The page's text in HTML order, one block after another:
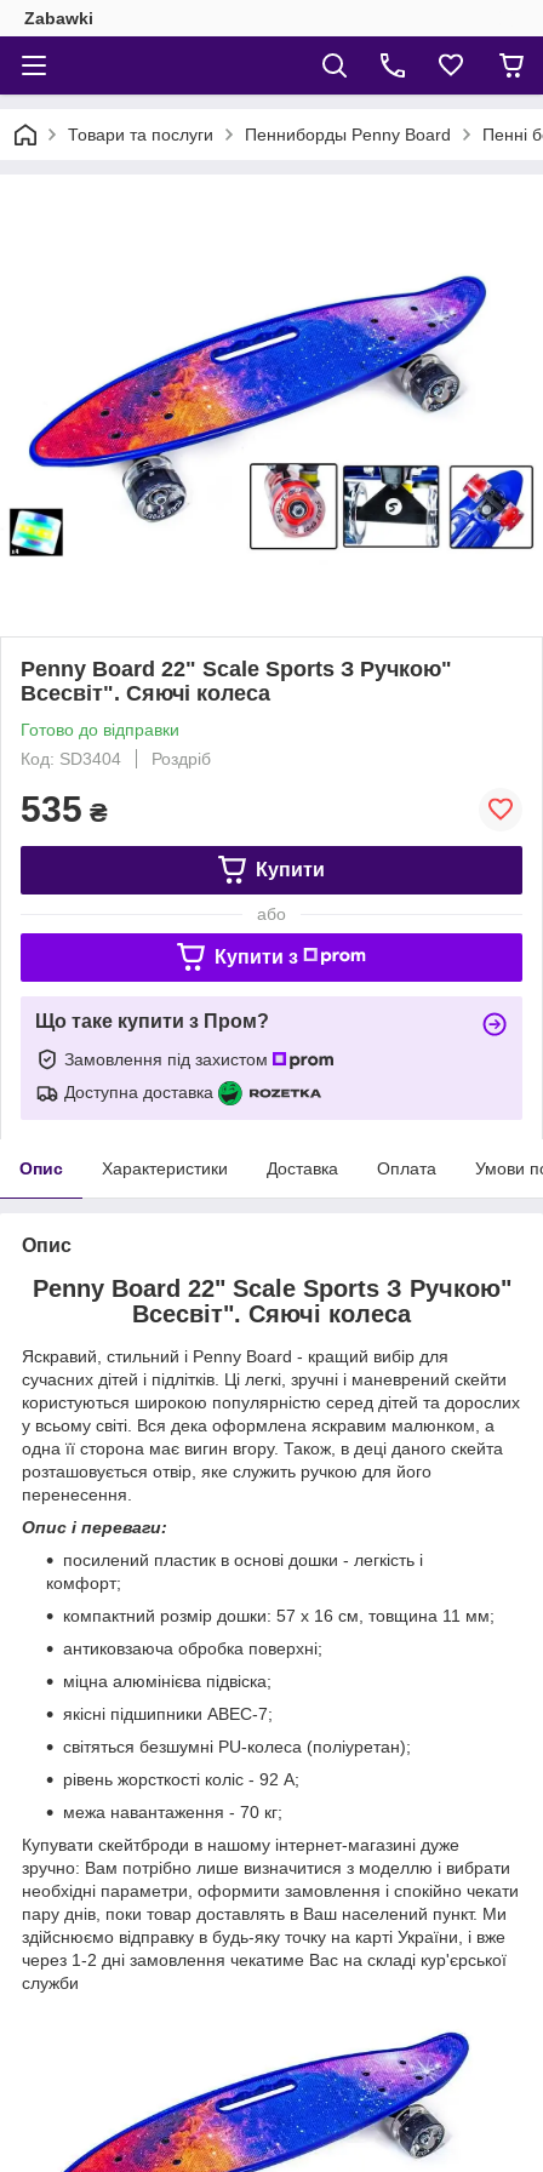
Zabawki
Товари та послуги Пенниборды Penny Board Пенні
Penny Board 22" Scale Sports З Ручкою"
Всесвіт". Сяючі колеса
Готово до відправки
Код: SD3404
Роздріб
535 ₴
Купити
або
Купити з
Що таке купити з Пром?
Замовлення під захистом
Доступна доставка
Опис Характеристики Доставка Оплата Умови
Опис
Penny Board 22" Scale Sports З Ручкою"
Всесвіт". Сяючі колеса
Яскравий, стильний і Penny Board - кращий вибір для
сучасних дітей і підлітків. Ці легкі, зручні і маневрений скейти
користуються широкою популярністю серед дітей та дорослих
у всьому світі. Вся дека оформлена яскравим малюнком, а
одна її сторона має вигин вгору. Також, в деці даного скейта
розташовується отвір, яке служить ручкою для його
перенесення.
Опис і переваги:
посилений пластик в основі дошки - легкість і
комфорт;
компактний розмір дошки: 57 х 16 см, товщина 11 мм;
антиковзаюча обробка поверхні;
міцна алюмінієва підвіска;
якісні підшипники ABEC-7;
світяться безшумні PU-колеса (поліуретан);
рівень жорсткості коліс - 92 А;
межа навантаження - 70 кг;
Купувати скейтброди в нашому інтернет-магазині дуже
зручно: Вам потрібно лише визначитися з моделлю і вибрати
необхідні параметри, оформити замовлення і спокійно чекати
пару днів, поки товар доставлять в Ваш населений пункт. Ми
здійснюємо відправку в будь-яку точку на карті України, і вже
через 1-2 дні замовлення чекатиме Вас на складі кур'єрської
служби